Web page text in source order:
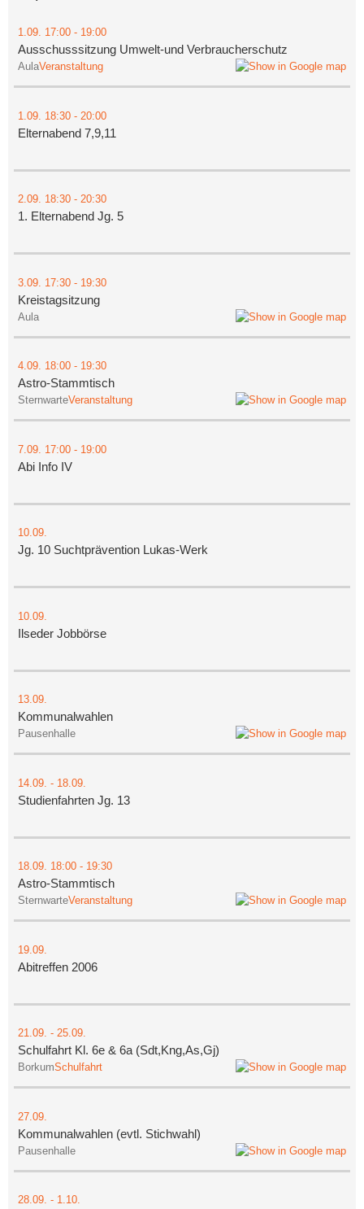
1.09. 17:00 - 19:00
Ausschusssitzung Umwelt-und Verbraucherschutz
AulaVeranstaltung
1.09. 18:30 - 20:00
Elternabend 7,9,11
2.09. 18:30 - 20:30
1. Elternabend Jg. 5
3.09. 17:30 - 19:30
Kreistagsitzung
Aula
4.09. 18:00 - 19:30
Astro-Stammtisch
SternwarteVeranstaltung
7.09. 17:00 - 19:00
Abi Info IV
10.09.
Jg. 10 Suchtprävention Lukas-Werk
10.09.
Ilseder Jobbörse
13.09.
Kommunalwahlen
Pausenhalle
14.09. - 18.09.
Studienfahrten Jg. 13
18.09. 18:00 - 19:30
Astro-Stammtisch
SternwarteVeranstaltung
19.09.
Abitreffen 2006
21.09. - 25.09.
Schulfahrt Kl. 6e & 6a (Sdt,Kng,As,Gj)
BorkumSchulfahrt
27.09.
Kommunalwahlen (evtl. Stichwahl)
Pausenhalle
28.09. - 1.10.